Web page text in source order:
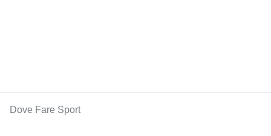
Dove Fare Sport